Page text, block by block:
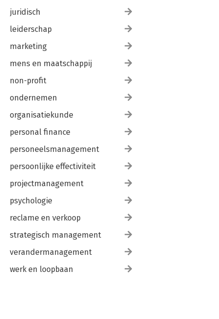
juridisch
leiderschap
marketing
mens en maatschappij
non-profit
ondernemen
organisatiekunde
personal finance
personeelsmanagement
persoonlijke effectiviteit
projectmanagement
psychologie
reclame en verkoop
strategisch management
verandermanagement
werk en loopbaan